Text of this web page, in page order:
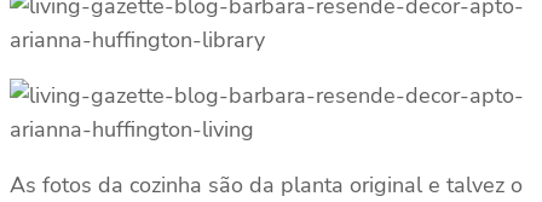
As fotos da cozinha são da planta original e talvez o